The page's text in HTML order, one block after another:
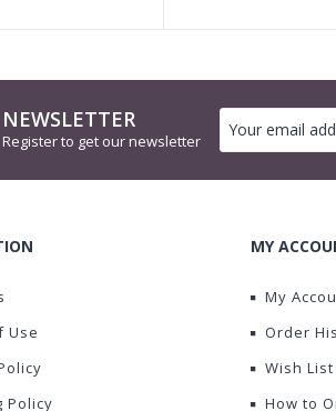
NEWSLETTER
Register to get our newsletter
Use
Policy
MY
My
Order
Wish List
How to